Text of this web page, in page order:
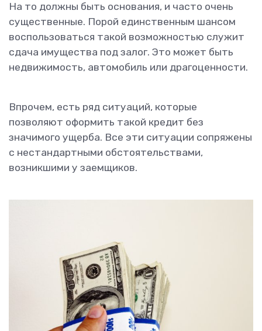
На то должны быть основания, и часто очень
существенные. Порой единственным шансом
воспользоваться такой возможностью служит
сдача имущества под залог. Это может быть
недвижимость, автомобиль или драгоценности.
Впрочем, есть ряд ситуаций, которые
позволяют оформить такой кредит без
значимого ущерба. Все эти ситуации сопряжены
с нестандартными обстоятельствами,
возникшими у заемщиков.